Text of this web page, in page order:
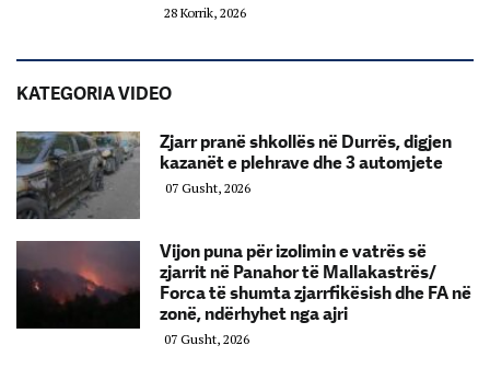
28 Korrik, 2026
KATEGORIA VIDEO
Zjarr pranë shkollës në Durrës, digjen
kazanët e plehrave dhe 3 automjete
07 Gusht, 2026
Vijon puna për izolimin e vatrës së
zjarrit në Panahor të Mallakastrës/
Forca të shumta zjarrfikësish dhe FA në
zonë, ndërhyhet nga ajri
07 Gusht, 2026